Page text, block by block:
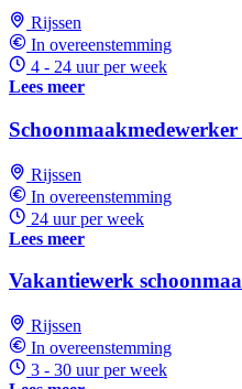
Rijssen
In overeenstemming
4 - 24 uur per week
Lees meer
Rijssen
In overeenstemming
24 uur per week
Lees meer
Vakantiewerk
Rijssen
In overeenstemming
3 - 30 uur per week